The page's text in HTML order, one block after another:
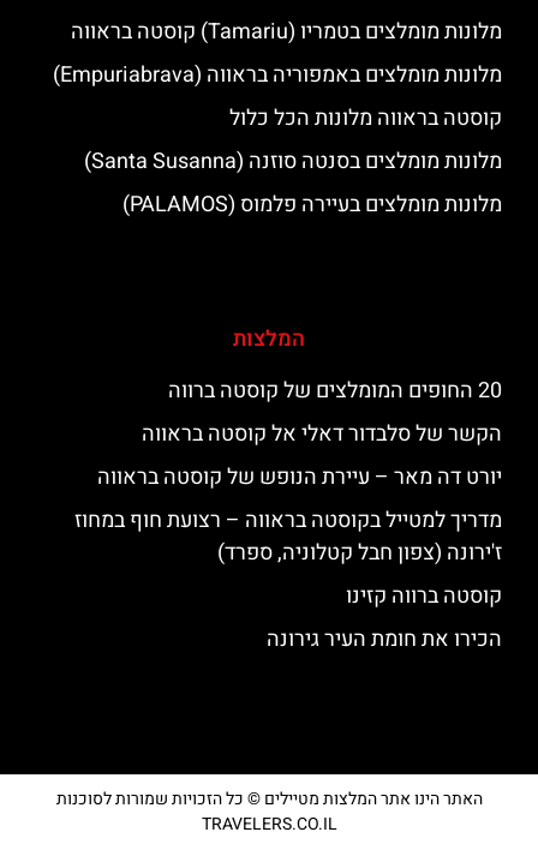
מלונות מומלצים בטמריו (Tamariu) קוסטה בראווה
מלונות מומלצים באמפוריה בראווה (Empuriabrava)
קוסטה בראווה מלונות הכל כלול
מלונות מומלצים בסנטה סוזנה (Santa Susanna)
מלונות מומלצים בעיירה פלמוס (PALAMOS)
המלצות
20 החופים המומלצים של קוסטה ברווה
הקשר של סלבדור דאלי אל קוסטה בראווה
יורט דה מאר – עיירת הנופש של קוסטה בראווה
מדריך למטייל בקוסטה בראווה – רצועת חוף במחוז
ז'ירונה (צפון חבל קטלוניה, ספרד)
קוסטה ברווה קזינו
הכירו את חומת העיר גירונה
האתר הינו אתר המלצות מטיילים © כל הזכויות שמורות לסוכנות
TRAVELERS.CO.IL